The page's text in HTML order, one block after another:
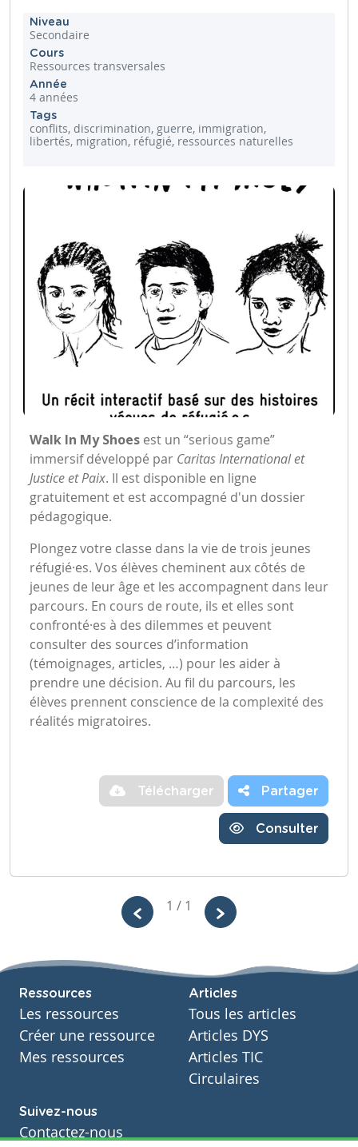
Niveau
Secondaire
Cours
Ressources transversales
Année
4 années
Tags
conflits, discrimination, guerre, immigration,
libertés, migration, réfugié, ressources naturelles
Walk In My Shoes est un “serious game”
immersif développé par Caritas International et
Justice et Paix. Il est disponible en ligne
gratuitement et est accompagné d'un dossier
pédagogique.
Plongez votre classe dans la vie de trois jeunes
réfugié·es. Vos élèves cheminent aux côtés de
jeunes de leur âge et les accompagnent dans leur
parcours. En cours de route, ils et elles sont
confronté·es à des dilemmes et peuvent
consulter des sources d’information
(témoignages, articles, …) pour les aider à
prendre une décision. Au fil du parcours, les
élèves prennent conscience de la complexité des
réalités migratoires.
Télécharger Partager
Consulter
1 / 1
Ressources
Les ressources
Créer une ressource
Mes ressources
Articles
Tous les articles
Articles DYS
Articles TIC
Circulaires
Suivez-nous
Contactez-nous